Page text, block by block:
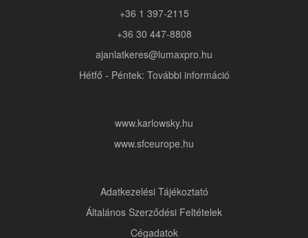
+36 1 397-2115
+36 30 447-8808
ajanlatkeres@lumaxpro.hu
Hétfő - Péntek: További információ
www.karlowsky.hu
www.sfceurope.hu
Adatkezelési Tájékoztató
Általános Szerződési Feltételek
Cégadatok